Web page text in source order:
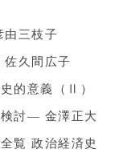
由三枝子
佐久間広子
的意義（Ⅱ）
討― 金澤正大
覧 政治経済史